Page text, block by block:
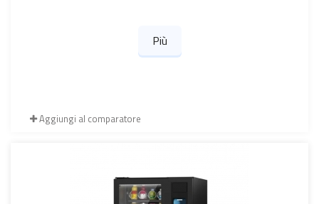
Più
Aggiungi al comparatore